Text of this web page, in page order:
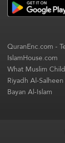
QuranEnc.com-
IslamHouse.com
What Muslim
Riyadh Al-
Bayan Al-Islam